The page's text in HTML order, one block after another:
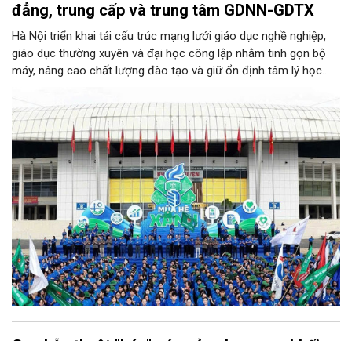
đẳng, trung cấp và trung tâm GDNN-GDTX
Hà Nội triển khai tái cấu trúc mạng lưới giáo dục nghề nghiệp,
giáo dục thường xuyên và đại học công lập nhằm tinh gọn bộ
máy, nâng cao chất lượng đào tạo và giữ ổn định tâm lý học
cao đẳng và 2 trường trung cấp; hợp nhất 29 trung tâm GDNN-
GDTX theo các cực phát triển địa lý thành 14 trung tâm; đồng
thời giữ nguyên Trường Đại học Thủ đô Hà Nội để tập trung đầu
tư phát triển. Toàn bộ công tác sắp xếp, sáp nhập được yêu
cầu hoàn thành trước ngày 25/8/2026.